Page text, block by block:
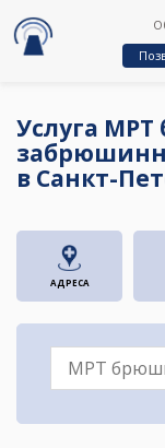
Услуга
в Санкт-
АДРЕСА